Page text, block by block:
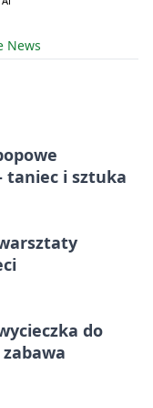
News
taniec i sztuka
warsztaty
do
zabawa